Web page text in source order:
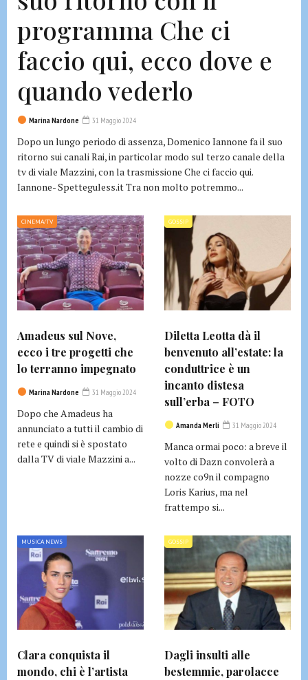
programma Che ci
faccio qui, ecco dove e
quando vederlo
Marina Nardone 31 Maggio 2024
Dopo un lungo periodo di assenza, Domenico Iannone fa il suo
ritorno sui canali Rai, in particolar modo sul terzo canale della
tv di viale Mazzini, con la trasmissione Che ci faccio qui.
Iannone- Spetteguless.it Tra non molto potremmo...
CINEMA/TV
Amadeus sul Nove,
ecco i tre progetti che
lo terranno impegnato
Marina Nardone 31 Maggio 2024
Dopo che Amadeus ha
annunciato a tutti il cambio di
rete e quindi si è spostato
dalla TV di viale Mazzini a...
GOSSIP
Diletta Leotta dà il
benvenuto all’estate: la
conduttrice è un
incanto distesa
sull’erba – FOTO
Amanda Merli 31 Maggio 2024
Manca ormai poco: a breve il
volto di Dazn convolerà a
nozze co9n il compagno
Loris Karius, ma nel
frattempo si...
MUSICA NEWS
Clara conquista il
mondo, chi è l’artista
GOSSIP
Dagli insulti alle
bestemmie, parolacce